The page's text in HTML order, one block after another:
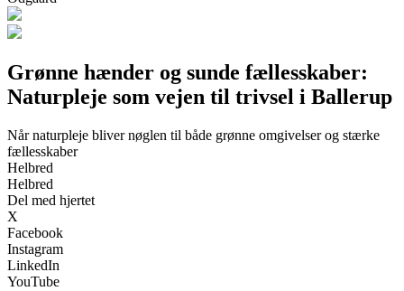
Grønne hænder og sunde fællesskaber:
Naturpleje som vejen til trivsel i Ballerup
Når naturpleje bliver nøglen til både grønne omgivelser og stærke
fællesskaber
Helbred
Helbred
Del med hjertet
X
Facebook
Instagram
LinkedIn
YouTube